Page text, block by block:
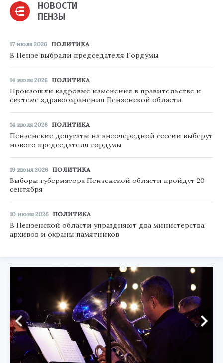
НОВОСТИ
ПЕНЗЫ
17 июля 2026 ПОЛИТИКА
В Пензе выбрали председателя Гордумы
14 июля 2026 ПОЛИТИКА
Произошли кадровые изменения в правительстве и
системе здравоохранения Пензенской области
14 июля 2026 ПОЛИТИКА
Пензенские депутаты на внеочередной сессии выберут
нового председателя гордумы
19 июня 2026 ПОЛИТИКА
Выборы губернатора Пензенской области пройдут 20
сентября
10 июня 2026 ПОЛИТИКА
В Пензенской области упраздняют два министерства:
архивов и охраны памятников